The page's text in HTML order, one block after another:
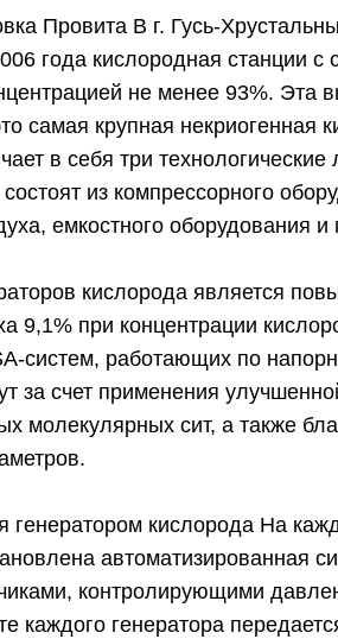
Провита В г. Гусь-
года кислородная станции
не менее 93%. Эта
самая крупная некриогенная
в себя три
из компрессорного
емкостного оборудования
кислорода является
9,1% при концентрации
систем, работающих по
за счет применения
молекулярных сит, а также
генератором кислорода На
автоматизированная
контролирующими
каждого генератора